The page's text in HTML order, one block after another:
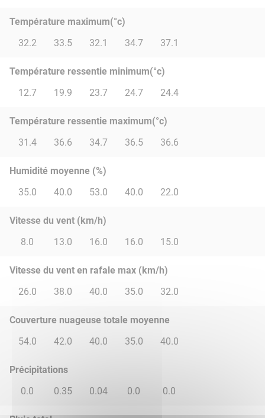
Température maximum(°c)
32.2
33.5 32.1 34.7 37.1
Température ressentie minimum(°c)
12.7
19.9 23.7 24.7 24.4
Température ressentie maximum(°c)
31.4
36.6 34.7 36.5 36.6
Humidité moyenne (%)
35.0
40.0 53.0 40.0 22.0
Vitesse du vent (km/h)
8.0
13.0 16.0 16.0 15.0
Vitesse du vent en rafale max (km/h)
26.0
38.0 40.0 35.0 32.0
Couverture nuageuse totale moyenne
54.0
42.0 40.0 35.0 40.0
Précipitations
0.0
0.35 0.04 0.0 0.0